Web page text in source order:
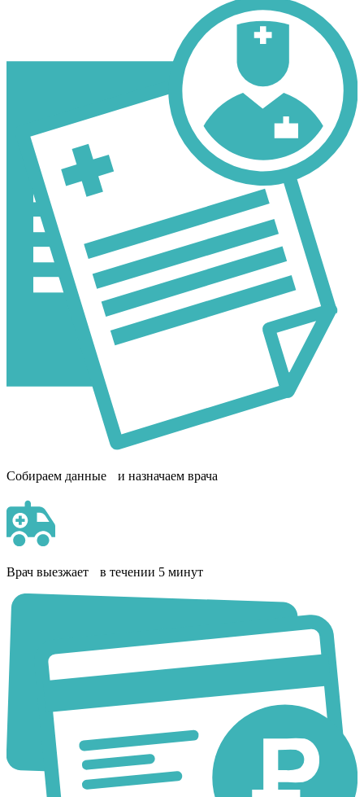
Собираем данные и назначаем врача
Врач выезжает в течении 5 минут